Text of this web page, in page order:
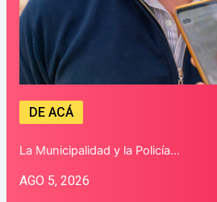
DE ACÁ
La Municipalidad y la Policía…
AGO 5, 2026